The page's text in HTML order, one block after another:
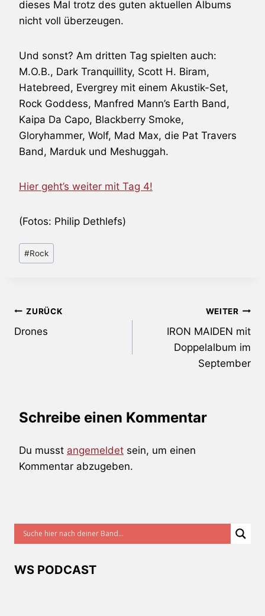
dieses Mal trotz des guten aktuellen Albums
nicht voll überzeugen.
Und sonst? Am dritten Tag spielten auch:
M.O.B., Dark Tranquillity, Scott H. Biram,
Hatebreed, Evergrey mit einem Akustik-Set,
Rock Goddess, Manfred Mann’s Earth Band,
Kaipa Da Capo, Blackberry Smoke,
Gloryhammer, Wolf, Mad Max, die Pat Travers
Band, Marduk und Meshuggah.
Hier geht’s weiter mit Tag 4!
(Fotos: Philip Dethlefs)
Schlagworte:
#Rock
Beitragsnavigation
ZURÜCK
Drones
WEITER
IRON MAIDEN mit
Doppelalbum im
September
Schreibe einen Kommentar
Du musst angemeldet sein, um einen
Kommentar abzugeben.
WS PODCAST